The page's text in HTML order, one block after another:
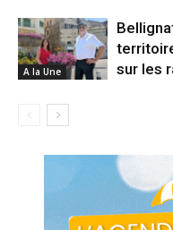
A la Une
sur les